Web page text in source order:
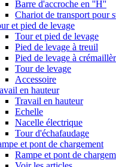
Barre d'accroche en ''H''
Chariot de transport pour
et pied de levage
Tour et pied de levage
Pied de levage à treuil
Pied de levage à
Tour de levage
Accessoire
en hauteur
Travail en hauteur
Echelle
Nacelle électrique
Tour d'échafaudage
et pont de chargement
Rampe et pont de